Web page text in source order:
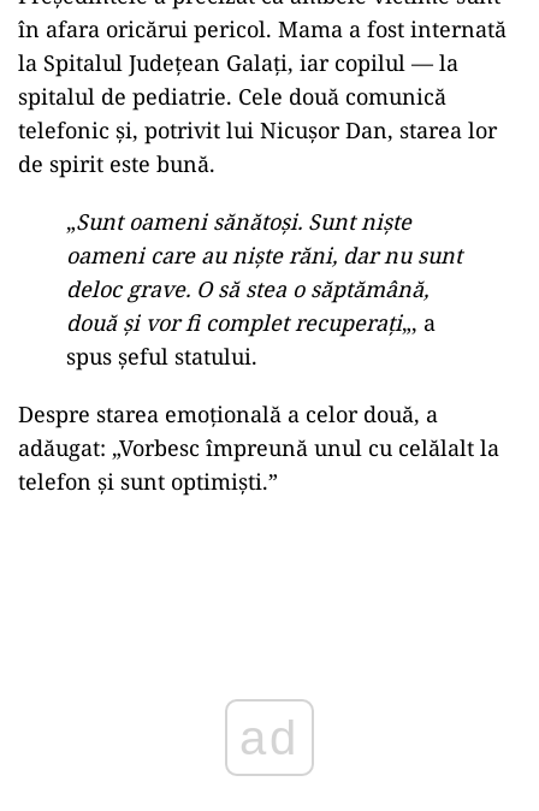
în afara oricărui pericol. Mama a fost internată
la Spitalul Județean Galați, iar copilul — la
spitalul de pediatrie. Cele două comunică
telefonic și, potrivit lui Nicușor Dan, starea lor
de spirit este bună.
„Sunt oameni sănătoși. Sunt niște
oameni care au niște răni, dar nu sunt
deloc grave. O să stea o săptămână,
două și vor fi complet recuperați„, a
spus șeful statului.
Despre starea emoțională a celor două, a
adăugat: „Vorbesc împreună unul cu celălalt la
telefon și sunt optimiști.”
ad